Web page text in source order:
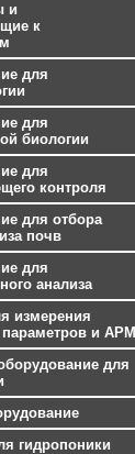
и
к
для
для
биологии
для
контроля
для отбора
почв
для
анализа
измерения
и АРМ
для
гидропоники